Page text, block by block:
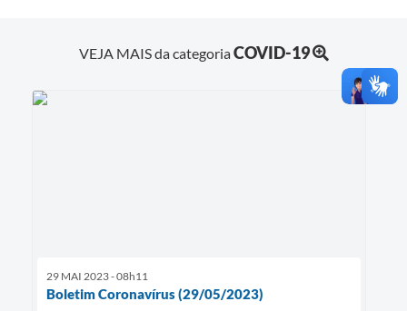
VEJA MAIS da categoriaCOVID-19
29 MAI 2023 - 08h11
Boletim Coronavírus (29/05/2023)